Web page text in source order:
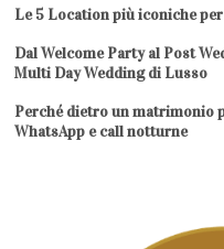
Le 5 Location più iconiche
Dal Welcome Party al Post
Multi Day Wedding di Lusso
Perché dietro un matrimonio
WhatsApp e call notturne